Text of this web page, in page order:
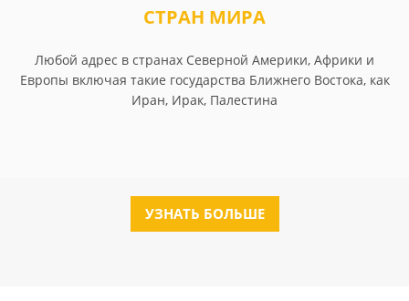
СТРАН МИРА
Любой адрес в странах Северной Америки, Африки и
Европы включая такие государства Ближнего Востока, как
Иран, Ирак, Палестина
УЗНАТЬ БОЛЬШЕ